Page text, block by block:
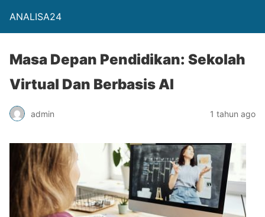
ANALISA24
Masa Depan Pendidikan: Sekolah
Virtual Dan Berbasis AI
admin 1 tahun ago